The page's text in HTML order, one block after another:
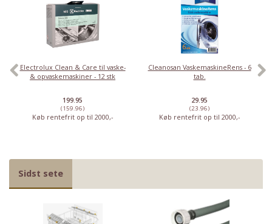
Electrolux Clean & Care til vaske-
& opvaskemaskiner - 12 stk
199.95
(159.96)
Køb rentefrit op til 2000,-
Cleanosan VaskemaskineRens - 6
tab.
29.95
(23.96)
Køb rentefrit op til 2000,-
Sidst sete